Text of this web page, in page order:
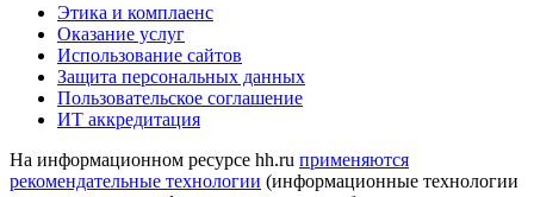
Этика и комплаенс
Оказание услуг
Использование сайтов
Защита персональных данных
Пользовательское соглашение
ИТ аккредитация
На информационном ресурсе hh.ru применяются
рекомендательные технологии (информационные технологии